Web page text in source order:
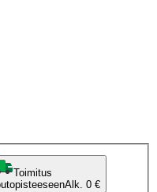
Toimitus
Alk. 0 €